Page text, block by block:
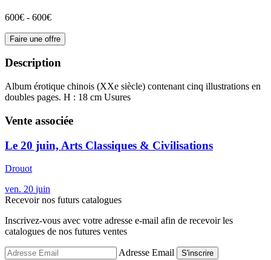
600€ - 600€
Faire une offre
Description
Album érotique chinois (XXe siècle) contenant cinq illustrations en
doubles pages. H : 18 cm Usures
Vente associée
Le 20 juin, Arts Classiques & Civilisations
Drouot
ven. 20 juin
Recevoir nos futurs catalogues
Inscrivez-vous avec votre adresse e-mail afin de recevoir les
catalogues de nos futures ventes
Adresse Email S'inscrire